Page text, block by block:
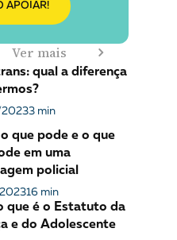
APOIAR!
Ver mais
qual a diferença
3 min
que pode e o que
em uma
policial
16 min
que é o Estatuto da
e do Adolescente